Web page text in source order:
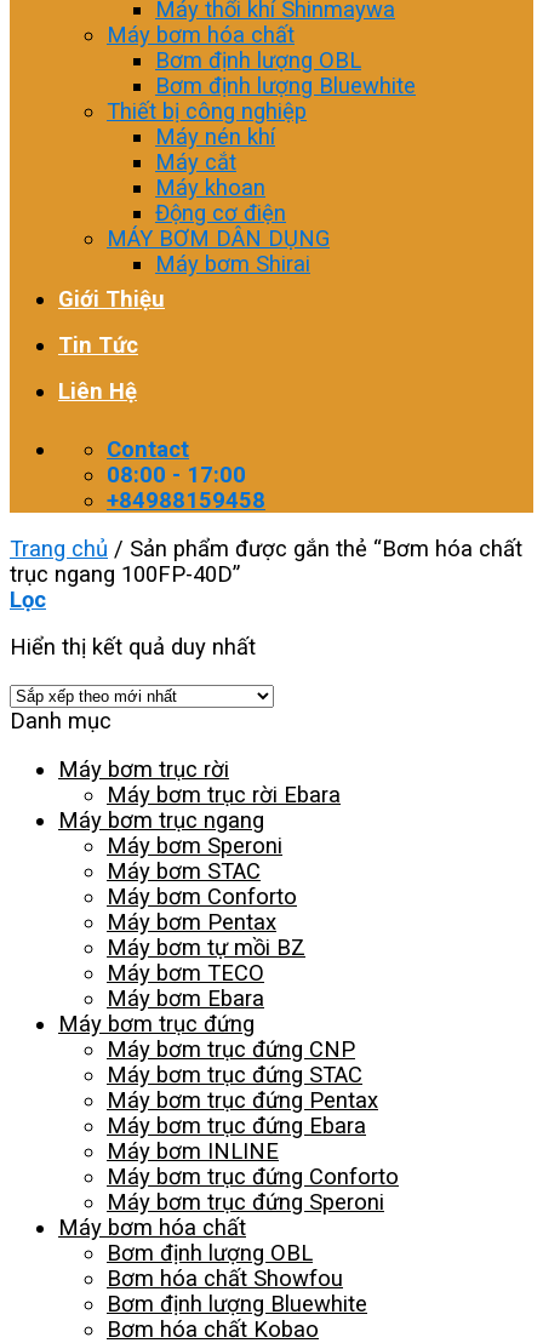
Máy thổi khí Shinmaywa
Máy bơm hóa chất
Bơm định lượng OBL
Bơm định lượng Bluewhite
Thiết bị công nghiệp
Máy nén khí
Máy cắt
Máy khoan
Động cơ điện
MÁY BƠM DÂN DỤNG
Máy bơm Shirai
Giới Thiệu
Tin Tức
Liên Hệ
Contact
08:00 - 17:00
+84988159458
Trang chủ / Sản phẩm được gắn thẻ “Bơm hóa chất
trục ngang 100FP-40D”
Lọc
Hiển thị kết quả duy nhất
Danh mục
Máy bơm trục rời
Máy bơm trục rời Ebara
Máy bơm trục ngang
Máy bơm Speroni
Máy bơm STAC
Máy bơm Conforto
Máy bơm Pentax
Máy bơm tự mồi BZ
Máy bơm TECO
Máy bơm Ebara
Máy bơm trục đứng
Máy bơm trục đứng CNP
Máy bơm trục đứng STAC
Máy bơm trục đứng Pentax
Máy bơm trục đứng Ebara
Máy bơm INLINE
Máy bơm trục đứng Conforto
Máy bơm trục đứng Speroni
Máy bơm hóa chất
Bơm định lượng OBL
Bơm hóa chất Showfou
Bơm định lượng Bluewhite
Bơm hóa chất Kobao